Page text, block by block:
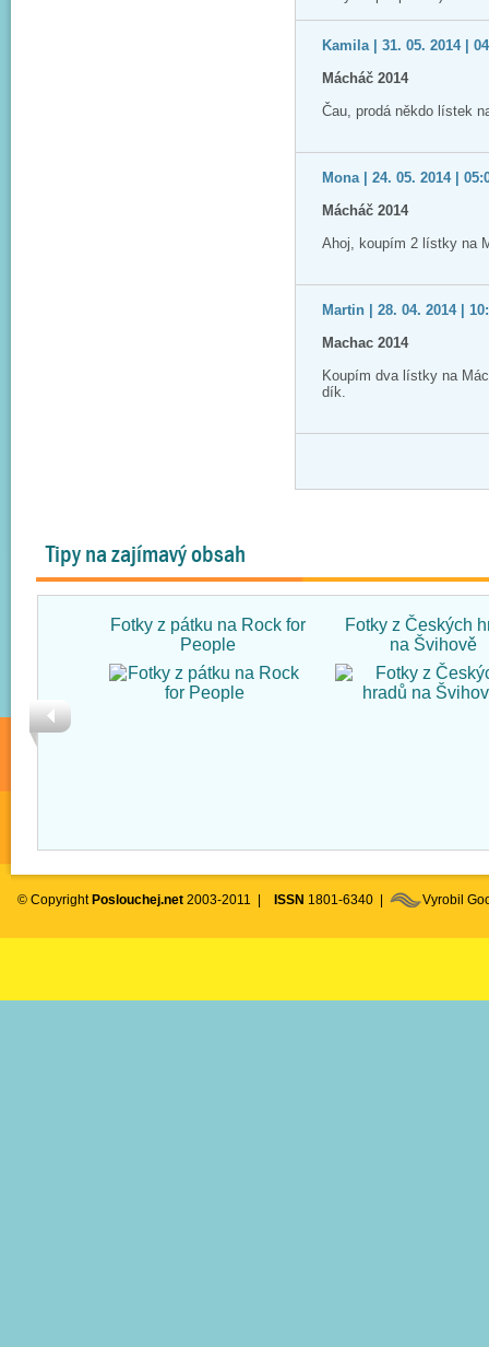
Kamila | 31. 05. 2014 |
Mácháč 2014
Čau, prodá někdo lístek
Mona | 24. 05. 2014 |
Mácháč 2014
Ahoj, koupím 2 lístky na
Martin | 28. 04. 2014 |
Machac 2014
Koupím dva lístky na
dík.
Tipy na zajímavý obsah
Fotky z pátku na Rock for
People
Fotky z Českých
na Švihově
© Copyright Poslouchej.net 2003-2011 | ISSN 1801-6340 | Vyrobil